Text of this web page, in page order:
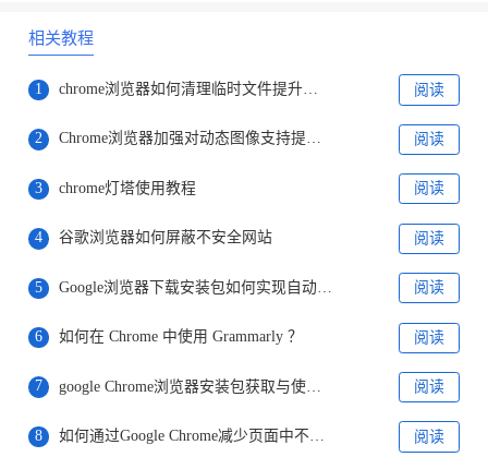
相关教程
1 chrome浏览器如何清理临时文件提升浏览器效率 阅读
2 Chrome浏览器加强对动态图像支持提升网页互动体验 阅读
3 chrome灯塔使用教程 阅读
4 谷歌浏览器如何屏蔽不安全网站 阅读
5 阅读
6 如何在 Chrome 中使用 Grammarly ？ 阅读
7 google Chrome浏览器安装包获取与使用技巧 阅读
8 如何通过Google Chrome减少页面中不必要的资源请求 阅读